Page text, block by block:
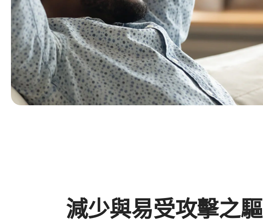
減少與易受攻擊之驅